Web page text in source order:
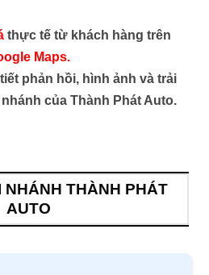
thực tế từ khách hàng trên
Maps.
phản hồi, hình ảnh và trải
của Thành Phát Auto.
NHÁNH THÀNH PHÁT
AUTO